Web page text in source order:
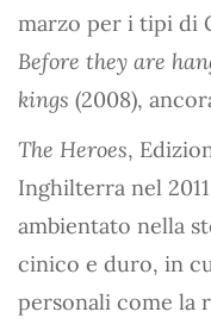
marzo per i tipi di
Before they are
kings (2008),
The Heroes,
Inghilterra nel
ambientato nella
cinico e duro, in
personali come la